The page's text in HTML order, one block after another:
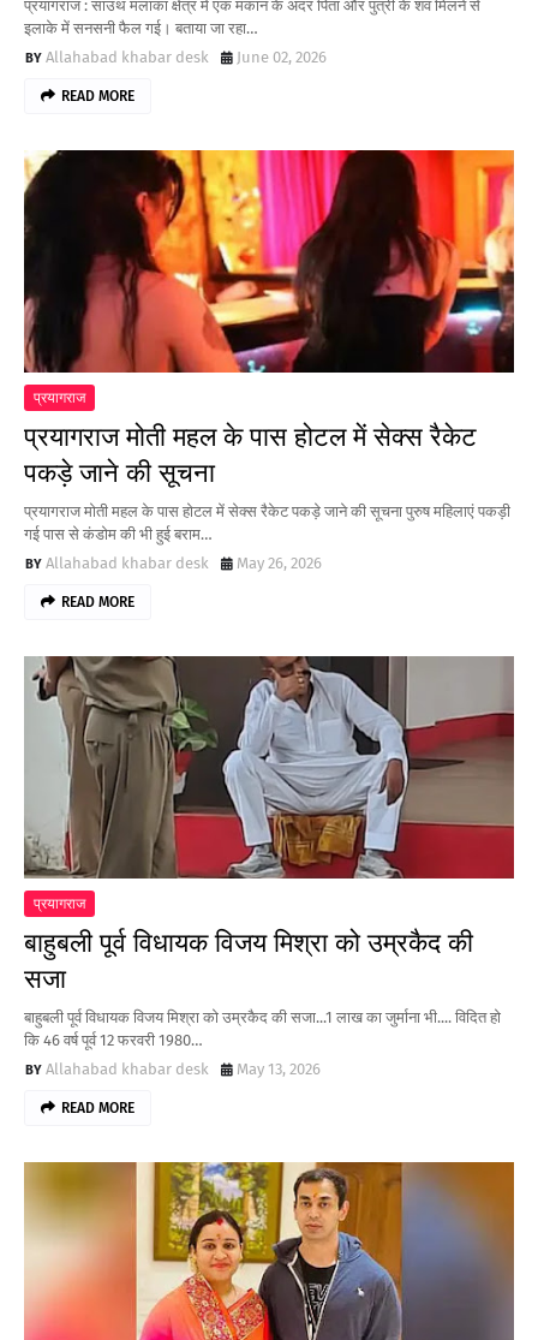
प्रयागराज : साउथ मलाका क्षेत्र में एक मकान के अंदर पिता और पुत्री के शव मिलने से
इलाके में सनसनी फैल गई। बताया जा रहा…
Allahabad khabar desk
June 02, 2026
READ MORE
प्रयागराज
प्रयागराज मोती महल के पास होटल में सेक्स रैकेट
पकड़े जाने की सूचना
प्रयागराज मोती महल के पास होटल में सेक्स रैकेट पकड़े जाने की सूचना पुरुष महिलाएं पकड़ी
गई पास से कंडोम की भी हुई बराम…
Allahabad khabar desk
May 26, 2026
READ MORE
प्रयागराज
बाहुबली पूर्व विधायक विजय मिश्रा को उम्रकैद की
सजा
बाहुबली पूर्व विधायक विजय मिश्रा को उम्रकैद की सजा...1 लाख का जुर्माना भी.... विदित हो
कि 46 वर्ष पूर्व 12 फरवरी 1980…
Allahabad khabar desk
May 13, 2026
READ MORE